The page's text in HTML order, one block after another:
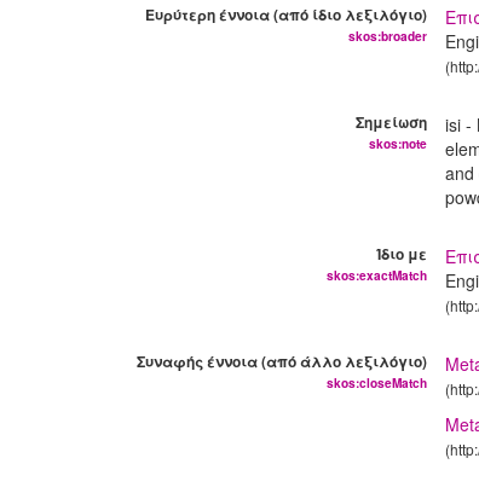
Ευρύτερη έννοια (από ίδιο λεξιλόγιο)
skos:broader
Σημείωση
skos:note
isi -
and
Ίδιο με
skos:exactMatch
Συναφής έννοια (από άλλο λεξιλόγιο)
skos:closeMatch